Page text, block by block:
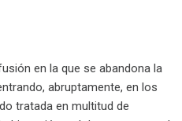
en la que se abandona la
abruptamente, en los
tratada en multitud de